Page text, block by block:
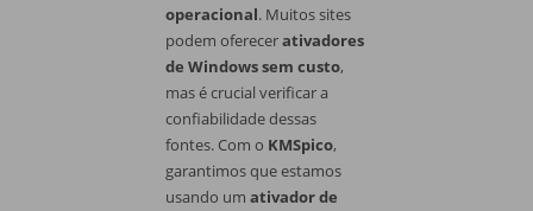
operacional. Muitos sites
podem oferecerativadores
de Windows sem custo,
mas é crucial verificar a
confiabilidade dessas
fontes. Com o KMSpico,
garantimos que estamos
usando um ativador de